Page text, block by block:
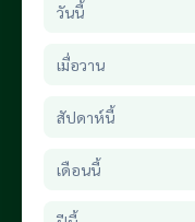
วันนี้
เมื่อวาน
สัปดาห์นี้
เดือนนี้